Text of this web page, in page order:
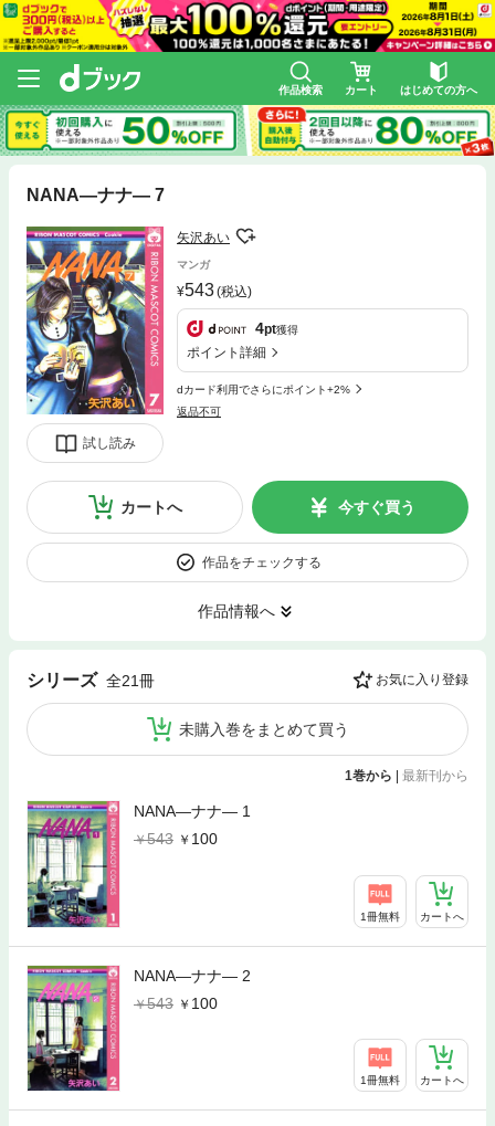
作品検索 カート はじめての方へ
NANA―ナナ― 7
試し読み
矢沢あい
マンガ
543(税込)
4pt獲得
ポイント詳細
dカード利用でさらにポイント+2%
返品不可
カートへ 今すぐ買う
作品をチェックする
作品情報へ
シリーズ 全21冊 お気に入り登録
未購入巻をまとめて買う
1巻から 最新刊から
NANA―ナナ― 1
543
100
1冊無料 カートへ
NANA―ナナ― 2
543
100
1冊無料 カートへ